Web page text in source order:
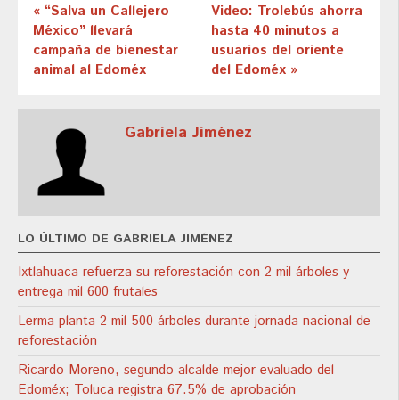
« “Salva un Callejero
México” llevará
campaña de bienestar
animal al Edoméx
Video: Trolebús ahorra
hasta 40 minutos a
usuarios del oriente
del Edoméx »
Gabriela Jiménez
LO ÚLTIMO DE GABRIELA JIMÉNEZ
Ixtlahuaca refuerza su reforestación con 2 mil árboles y
entrega mil 600 frutales
Lerma planta 2 mil 500 árboles durante jornada nacional de
reforestación
Ricardo Moreno, segundo alcalde mejor evaluado del
Edoméx; Toluca registra 67.5% de aprobación